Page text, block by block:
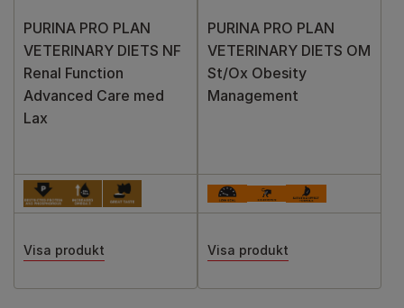
PURINA PRO PLAN
VETERINARY DIETS NF
Renal Function
Advanced Care med
Lax
Visa produkt
PURINA PRO PLAN
VETERINARY DIETS OM
St/Ox Obesity
Management
Visa produkt